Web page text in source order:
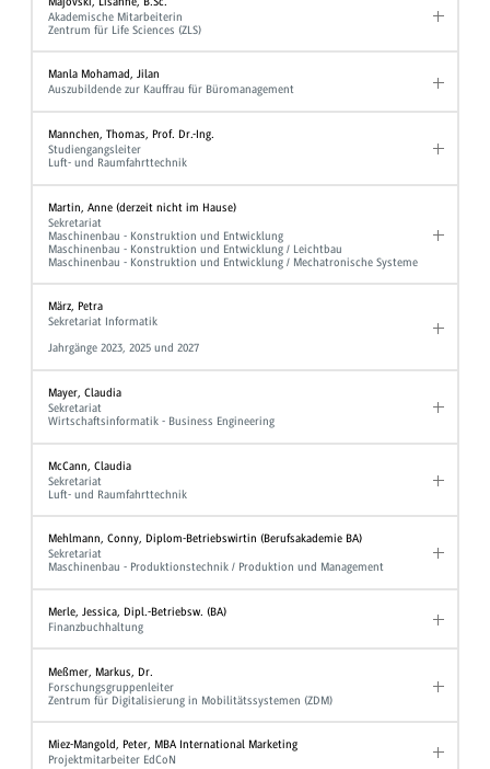
Akademische Mitarbeiterin
Zentrum für Life Sciences (ZLS)
Manla Mohamad, Jilan
Auszubildende zur Kauffrau für Büromanagement
Mannchen, Thomas, Prof. Dr.-Ing.
Studiengangsleiter
Luft- und Raumfahrttechnik
Martin, Anne (derzeit nicht im Hause)
Sekretariat
Maschinenbau - Konstruktion und Entwicklung
Maschinenbau - Konstruktion und Entwicklung / Leichtbau
Maschinenbau - Konstruktion und Entwicklung / Mechatronische Systeme
März, Petra
Sekretariat Informatik
Jahrgänge 2023, 2025 und 2027
Mayer, Claudia
Sekretariat
Wirtschaftsinformatik - Business Engineering
McCann, Claudia
Sekretariat
Luft- und Raumfahrttechnik
Mehlmann, Conny, Diplom-Betriebswirtin (Berufsakademie BA)
Sekretariat
Maschinenbau - Produktionstechnik / Produktion und Management
Merle, Jessica, Dipl.-Betriebsw. (BA)
Finanzbuchhaltung
Meßmer, Markus, Dr.
Forschungsgruppenleiter
Zentrum für Digitalisierung in Mobilitätssystemen (ZDM)
Miez-Mangold, Peter, MBA International Marketing
Projektmitarbeiter EdCoN